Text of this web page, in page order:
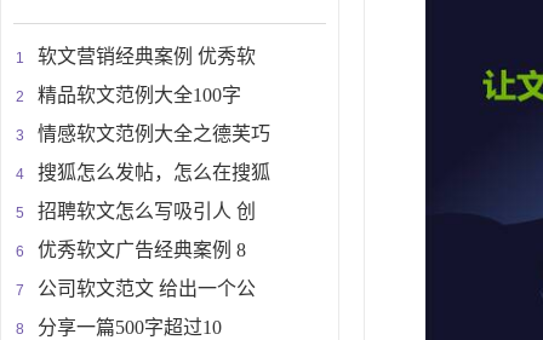
软文营销经典案例 优秀软
精品软文范例大全100字
情感软文范例大全之德芙巧
搜狐怎么发帖，怎么在搜狐
招聘软文怎么写吸引人 创
优秀软文广告经典案例 8
公司软文范文 给出一个公
分享一篇500字超过10